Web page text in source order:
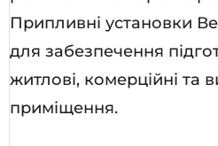
Припливні установки
для забезпечення
житлові, комерційні та
приміщення.